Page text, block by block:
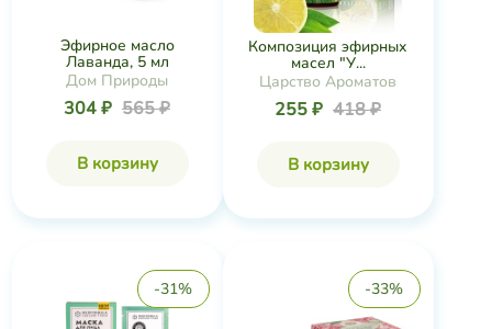
Эфирное масло
Лаванда, 5 мл
Дом Природы
304 ₽ 565 ₽
В корзину
Композиция эфирных
масел "У...
Царство Ароматов
255 ₽ 418 ₽
В корзину
-31% -33%